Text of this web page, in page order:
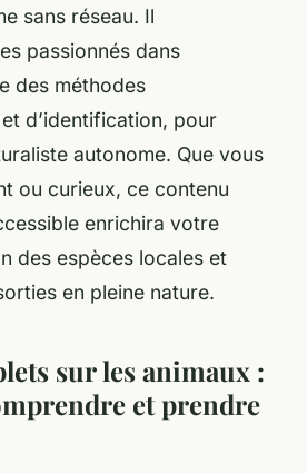
sans réseau. Il
passionnés dans
des méthodes
d’identification, pour
autonome. Que vous
ou curieux, ce contenu
enrichira votre
des espèces locales et
en pleine nature.
sur les animaux :
et prendre